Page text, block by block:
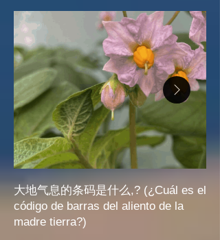
大地气息的条码是什么,? (¿Cuál es el
código de barras del aliento de la
madre tierra?)